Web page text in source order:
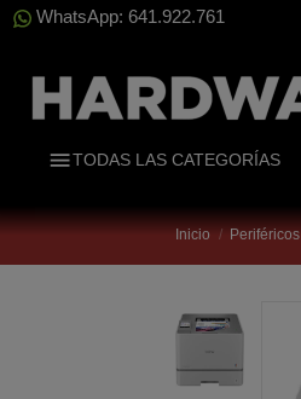
WhatsApp: 641.922.761
TODAS LAS CATEGORÍAS
Inicio Periféricos